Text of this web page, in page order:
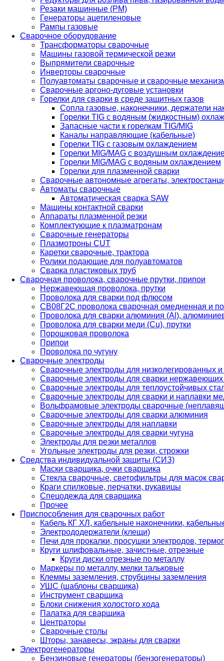
Резаки машинные (РМ)
Генераторы ацетиленовые
Рампы газовые
Сварочное оборудование
Трансформаторы сварочные
Машины газовой термической резки
Выпрямители сварочные
Инверторы сварочные
Полуавтоматы сварочные и сварочные
Сварочные аргоно-дуговые установки
Горелки для сварки в среде защитных газов
Сопла газовые, наконечники, держатели
Горелки TIG с водяным (жидкостным)
Запасные части к горелкам TIG/MIG
Каналы направляющие (кабельные)
Горелки TIG с газовым охлаждением
Горелки MIG/MAG с воздушным
Горелки MIG/MAG с водяным охлаждением
Горелки для плазменной сварки
Сварочные автономные агрегаты,
Автоматы сварочные
Автоматическая сварка SAW
Машины контактной сварки
Аппараты плазменной резки
Комплектующие к плазматронам
Сварочные генераторы
Плазмотроны CUT
Каретки сварочные, трактора
Ролики подающие для полуавтоматов
Сварка пластиковых труб
Сварочная проволока, сварочные прутки, припои
Нержавеющая проволока, прутки
Проволока для сварки под флюсом
СВ08Г2С проволока сварочная омедненная и
Проволока для сварки алюминия (Al),
Проволока для сварки меди (Cu), прутки
Порошковая проволока
Припои
Проволока по чугуну
Сварочные электроды
Сварочные электроды для низколегированных и
Сварочные электроды для сварки
Сварочные электроды для теплоустойчивых
Сварочные электроды для сварки и наплавки
Вольфрамовые электроды сварочные
Сварочные электроды для сварки алюминия
Сварочные электроды для наплавки
Сварочные электроды для сварки чугуна
Электроды для резки металлов
Угольные электроды для резки, строжки
Средства индивидуальной защиты (СИЗ)
Маски сварщика, очки сварщика
Стекла сварочные, светофильтры для масок
Краги спилковые, перчатки, рукавицы
Спецодежда для сварщика
Прочее
Приспособления для сварочных работ
Кабель КГ ХЛ, кабельные наконечники,
Электрододержатели (клещи)
Печи для прокалки, просушки электродов,
Круги шлифовальные, зачистные, отрезные
Круги диски отрезные по металлу
Маркеры по металлу, мелки тальковые
Клеммы заземления, струбцины заземления
УШС (шаблоны сварщика)
Инструмент сварщика
Блоки снижения холостого хода
Палатка для сварщика
Центраторы
Сварочные столы
Шторы, занавесы, экраны для сварки
Электрогенераторы
Бензиновые генераторы (бензогенераторы)